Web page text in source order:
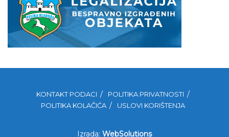
KONTAKT PODACI
POLITIKA PRIVATNOSTI
POLITIKA KOLAČIĆA
USLOVI KORIŠTENJA
Izrada: WebSolutions